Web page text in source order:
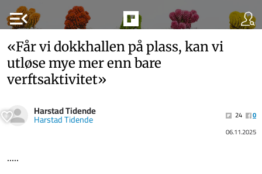
menu_open
«Får vi dokkhallen på plass, kan vi
utløse mye mer enn bare
verftsaktivitet»
Harstad Tidende
Harstad Tidende 24
0
06.11.2025
.....